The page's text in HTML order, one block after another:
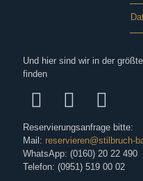
Und hier sind wir in der
finden
Reservierungsanfrage bitte:
Mail: reservieren@stilbruch-
WhatsApp: (0160) 20 22 490
Telefon: (0951) 519 00 02